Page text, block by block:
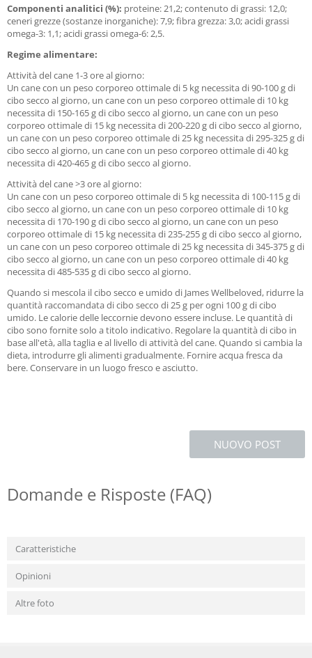
Componenti analitici (%): proteine: 21,2; contenuto di grassi: 12,0;
ceneri grezze (sostanze inorganiche): 7,9; fibra grezza: 3,0; acidi grassi
omega-3: 1,1; acidi grassi omega-6: 2,5.
Regime alimentare:
Attività del cane 1-3 ore al giorno:
Un cane con un peso corporeo ottimale di 5 kg necessita di 90-100 g di
cibo secco al giorno, un cane con un peso corporeo ottimale di 10 kg
necessita di 150-165 g di cibo secco al giorno, un cane con un peso
corporeo ottimale di 15 kg necessita di 200-220 g di cibo secco al giorno,
un cane con un peso corporeo ottimale di 25 kg necessita di 295-325 g di
cibo secco al giorno, un cane con un peso corporeo ottimale di 40 kg
necessita di 420-465 g di cibo secco al giorno.
Attività del cane >3 ore al giorno:
Un cane con un peso corporeo ottimale di 5 kg necessita di 100-115 g di
cibo secco al giorno, un cane con un peso corporeo ottimale di 10 kg
necessita di 170-190 g di cibo secco al giorno, un cane con un peso
corporeo ottimale di 15 kg necessita di 235-255 g di cibo secco al giorno,
un cane con un peso corporeo ottimale di 25 kg necessita di 345-375 g di
cibo secco al giorno, un cane con un peso corporeo ottimale di 40 kg
necessita di 485-535 g di cibo secco al giorno.
Quando si mescola il cibo secco e umido di James Wellbeloved, ridurre la
quantità raccomandata di cibo secco di 25 g per ogni 100 g di cibo
umido. Le calorie delle leccornie devono essere incluse. Le quantità di
cibo sono fornite solo a titolo indicativo. Regolare la quantità di cibo in
base all'età, alla taglia e al livello di attività del cane. Quando si cambia la
dieta, introdurre gli alimenti gradualmente. Fornire acqua fresca da
bere. Conservare in un luogo fresco e asciutto.
NUOVO POST
Domande e Risposte (FAQ)
Caratteristiche
Opinioni
Altre foto